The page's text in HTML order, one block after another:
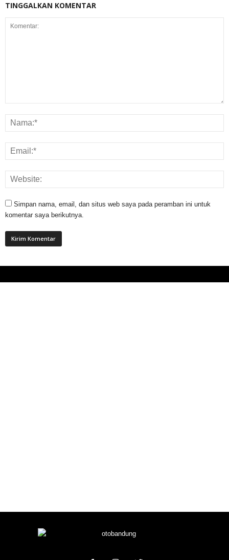
TINGGALKAN KOMENTAR
Simpan nama, email, dan situs web saya pada peramban ini untuk
komentar saya berikutnya.